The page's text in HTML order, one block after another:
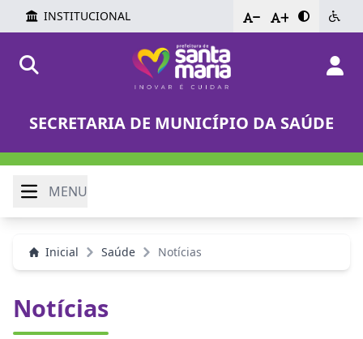
INSTITUCIONAL - +
SECRETARIA DE MUNICÍPIO DA SAÚDE
MENU
Inicial Saúde Notícias
Notícias